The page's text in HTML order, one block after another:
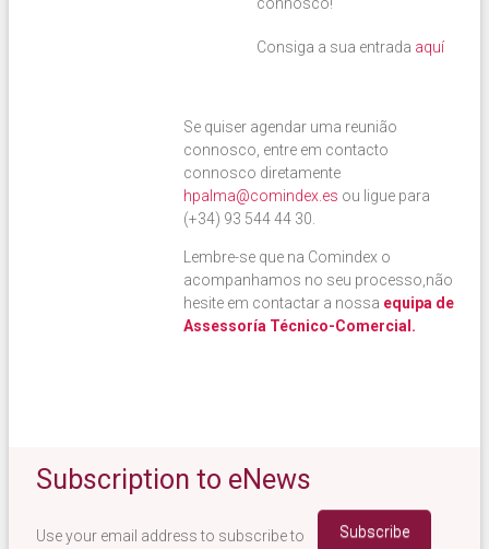
Consiga a sua entrada aquí
Se quiser agendar uma reunião
connosco, entre em contacto
connosco diretamente
hpalma@comindex.es ou ligue para
(+34) 93 544 44 30
Lembre-se que na Comindex o
acompanhamos no seu processo, não
hesite em contactar a nossa equipa de
Assessoría Técnico-Comercial.
Subscription to eNews
Use your email address to subscribe to